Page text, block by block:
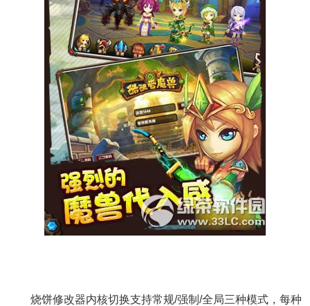
烧饼修改器内核切换支持常规/强制/全局三种模式，每种